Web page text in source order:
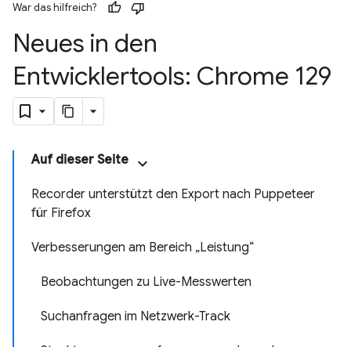
War das hilfreich?
Neues in den
Entwicklertools: Chrome 129
Auf dieser Seite
Recorder unterstützt den Export nach Puppeteer
für Firefox
Verbesserungen am Bereich „Leistung“
Beobachtungen zu Live-Messwerten
Suchanfragen im Netzwerk-Track